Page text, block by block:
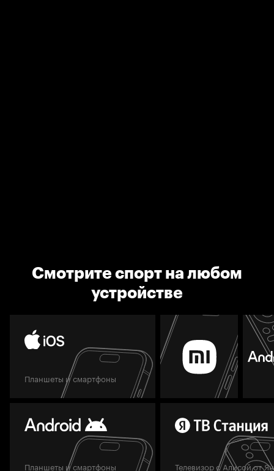
Смотрите спорт на любом
устройстве
Планшеты и смартфоны
Планшеты и смартфоны Телевизор с Алисой от